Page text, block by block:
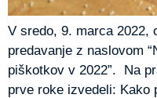
V sredo, 9. marca 2022,
predavanje z naslovom
piškotkov v 2022”. Na
prve roke izvedeli: Kako